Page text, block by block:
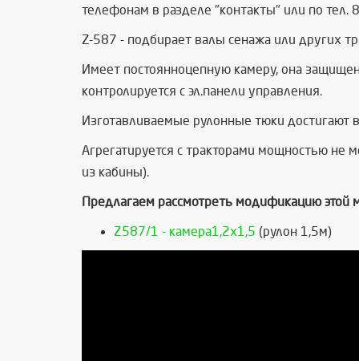
телефонам в разделе "контакты" или по тел.
Z-587 - подбирает валы сенажа или других
Имеет постоянноцепную камеру, она
контролируется с эл.панели управления.
Изготавливаемые рулонные тюки достигают
Агрегатируется с тракторами мощностью
из кабины).
Предлагаем рассмотреть модификацию этой
Z587/1 - камера1,2х1,5 (рулон 1,5м)